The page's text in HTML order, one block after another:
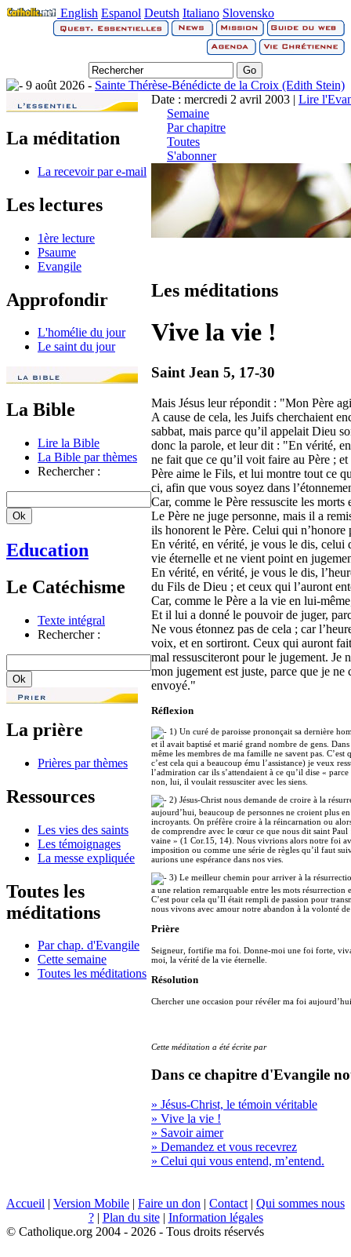
English Espanol Deutsh Italiano Slovensko
9 août 2026 - Sainte Thérèse-Bénédicte de la Croix (Edith Stein)
La méditation
La recevoir par e-mail
Les lectures
1ère lecture
Psaume
Evangile
Approfondir
L'homélie du jour
Le saint du jour
La Bible
Lire la Bible
La Bible par thèmes
Rechercher :
Education
Le Catéchisme
Texte intégral
Rechercher :
La prière
Prières par thèmes
Ressources
Les vies des saints
Les témoignages
La messe expliquée
Toutes les
méditations
Par chap. d'Evangile
Cette semaine
Toutes les méditations
Date : mercredi 2 avril 2003 | Lire
Semaine
Par chapitre
Toutes
S'abonner
Les méditations
Vive la vie !
Saint Jean 5, 17-30
Mais Jésus leur répondit : "Mon Père
A cause de cela, les Juifs cherchaient
sabbat, mais parce qu’il appelait Dieu
donc la parole, et leur dit : "En vérité,
ne fait que ce qu’il voit faire au Père ;
Père aime le Fils, et lui montre tout ce
ci, afin que vous soyez dans
Car, comme le Père ressuscite les
Le Père ne juge personne, mais il a
ils honorent le Père. Celui qui n’honore
En vérité, en vérité, je vous le dis, celui
vie éternelle et ne vient point en
En vérité, en vérité, je vous le dis,
du Fils de Dieu ; et ceux qui l’auront
Car, comme le Père a la vie en lui-
Et il lui a donné le pouvoir de juger,
Ne vous étonnez pas de cela ; car
voix, et en sortiront. Ceux qui auront
mal ressusciteront pour le jugement. Je
mon jugement est juste, parce que je
envoyé."
Réflexion
1) Un curé de paroisse prononçait sa dernière
et il avait baptisé et marié grand nombre de gens.
même les membres de ma famille ne savent pas.
c’est cela qui a beaucoup ému l’assistance) je veux
l’admiration car ils s’attendaient à ce qu’il dise «
non, lui, il voulait ressusciter avec les siens.
2) Jésus-Christ nous demande de croire à la
aujourd’hui, beaucoup de personnes ne croient plus
incroyants. On préfère croire à la réincarnation ou
de comprendre avec le cœur ce que nous dit saint
vaine » (1 Cor.15, 14). Nous vivrions alors notre foi
imposition ou comme une série de règles qu’il faut
aurions une espérance dans nos vies.
3) Le meilleur chemin pour arriver à la
a une relation remarquable entre les mots
C’est pour cela qu’Il était rempli de passion pour
nous vivons avec amour notre abandon à la volonté
Prière
Seigneur, fortifie ma foi. Donne-moi une foi forte,
moi, la vérité de la vie éternelle.
Résolution
Chercher une occasion pour révéler ma foi
Cette méditation a été écrite par
Dans ce chapitre d'Evangile
» Jésus-Christ, le témoin véritable
» Vive la vie !
» Savoir aimer
» Demandez et vous recevrez
» Celui qui vous entend, m’entend.
Accueil | Version Mobile | Faire un don | Contact | Qui sommes nous
?| Plan du site| Information légales
© Catholique.org 2004 - 2026 - Tous droits réservés